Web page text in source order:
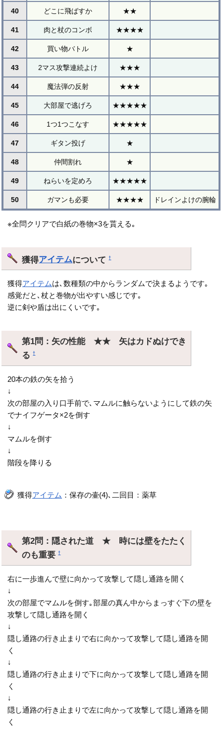
40 どこに飛ばすか ★★
41 肉と杖のコンボ ★★★★
42 買い物バトル ★
43 2マス攻撃連続よけ ★★★
44 魔法弾の反射 ★★★
45 大部屋で逃げろ ★★★★★
46 1つ1つこなす ★★★★★
47 ギタン投げ ★
48 仲間割れ ★
49 ねらいを定めろ ★★★★★
50 ガマンも必要 ★★★★ ドレインよけの腕輪
※全問クリアで白紙の巻物×3を貰える｡
獲得アイテムについて†
獲得アイテムは､数種類の中からランダムで決まるようです｡
感覚だと､杖と巻物が出やすい感じです｡
逆に剣や盾は出にくいです｡
第1問：矢の性能 ★★ 矢はカドぬけでき
る†
20本の鉄の矢を拾う
↓
次の部屋の入り口手前で､マムルに触らないようにして鉄の矢
でナイフゲータ×2を倒す
↓
マムルを倒す
↓
階段を降りる
獲得アイテム ：保存の壷(4)､二回目：薬草
第2問：隠された道 ★ 時には壁をたたく
のも重要†
右に一歩進んで壁に向かって攻撃して隠し通路を開く
↓
次の部屋でマムルを倒す｡部屋の真ん中からまっすぐ下の壁を
攻撃して隠し通路を開く
↓
隠し通路の行き止まりで右に向かって攻撃して隠し通路を開
く
↓
隠し通路の行き止まりで下に向かって攻撃して隠し通路を開
く
↓
隠し通路の行き止まりで左に向かって攻撃して隠し通路を開
く